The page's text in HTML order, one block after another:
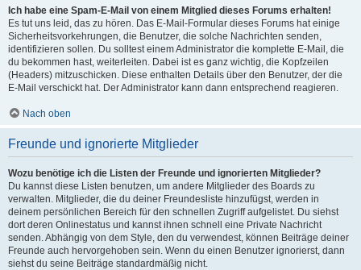
Ich habe eine Spam-E-Mail von einem Mitglied dieses Forums erhalten!
Es tut uns leid, das zu hören. Das E-Mail-Formular dieses Forums hat einige
Sicherheitsvorkehrungen, die Benutzer, die solche Nachrichten senden,
identifizieren sollen. Du solltest einem Administrator die komplette E-Mail, die
du bekommen hast, weiterleiten. Dabei ist es ganz wichtig, die Kopfzeilen
(Headers) mitzuschicken. Diese enthalten Details über den Benutzer, der die
E-Mail verschickt hat. Der Administrator kann dann entsprechend reagieren.
Nach oben
Freunde und ignorierte Mitglieder
Wozu benötige ich die Listen der Freunde und ignorierten Mitglieder?
Du kannst diese Listen benutzen, um andere Mitglieder des Boards zu
verwalten. Mitglieder, die du deiner Freundesliste hinzufügst, werden in
deinem persönlichen Bereich für den schnellen Zugriff aufgelistet. Du siehst
dort deren Onlinestatus und kannst ihnen schnell eine Private Nachricht
senden. Abhängig von dem Style, den du verwendest, können Beiträge deiner
Freunde auch hervorgehoben sein. Wenn du einen Benutzer ignorierst, dann
siehst du seine Beiträge standardmäßig nicht.